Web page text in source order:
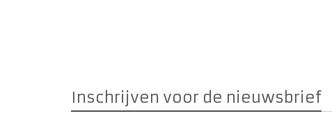
Inschrijven voor de nieuwsbrief